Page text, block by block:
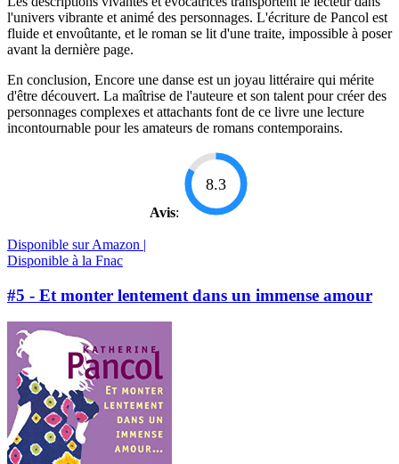
l'univers vibrante et animé des personnages. L'écriture de Pancol est
fluide et envoûtante, et le roman se lit d'une traite, impossible à poser
avant la dernière page.
En conclusion, Encore une danse est un joyau littéraire qui mérite
d'être découvert. La maîtrise de l'auteure et son talent pour créer des
personnages complexes et attachants font de ce livre une lecture
incontournable pour les amateurs de romans contemporains.
Avis:
8.3
Disponible sur Amazon |
Disponible à la Fnac
#5 - Et monter lentement dans un immense amour